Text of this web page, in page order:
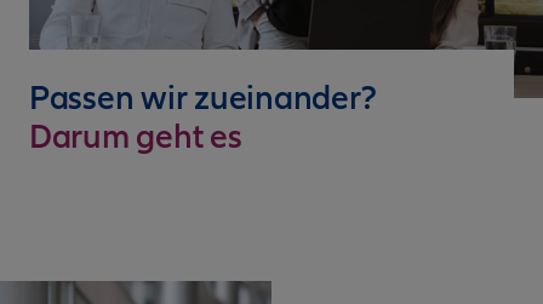
Passen wir zueinander?
Darum geht es